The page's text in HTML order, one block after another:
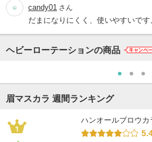
candy01 さん
だまになりにくく、使いやすいです
ヘビーローテーションの商品
眉マスカラ 週間ランキング
ハンオールブロウカ